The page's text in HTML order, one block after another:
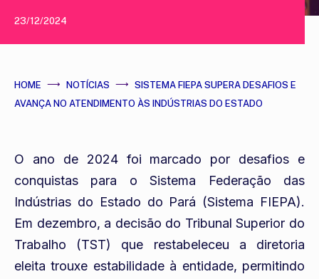
23/12/2024
HOME NOTÍCIAS
SISTEMA FIEPA SUPERA DESAFIOS E
AVANÇA NO ATENDIMENTO ÀS INDÚSTRIAS DO ESTADO
O ano de 2024 foi marcado por desafios e
conquistas para o Sistema Federação das
Indústrias do Estado do Pará (Sistema FIEPA).
Em dezembro, a decisão do Tribunal Superior do
Trabalho (TST) que restabeleceu a diretoria
eleita trouxe estabilidade à entidade, permitindo